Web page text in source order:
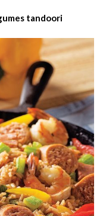
tandoori